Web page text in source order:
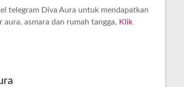
telegram Diva Aura untuk mendapatkan
aura, asmara dan rumah tangga, Klik